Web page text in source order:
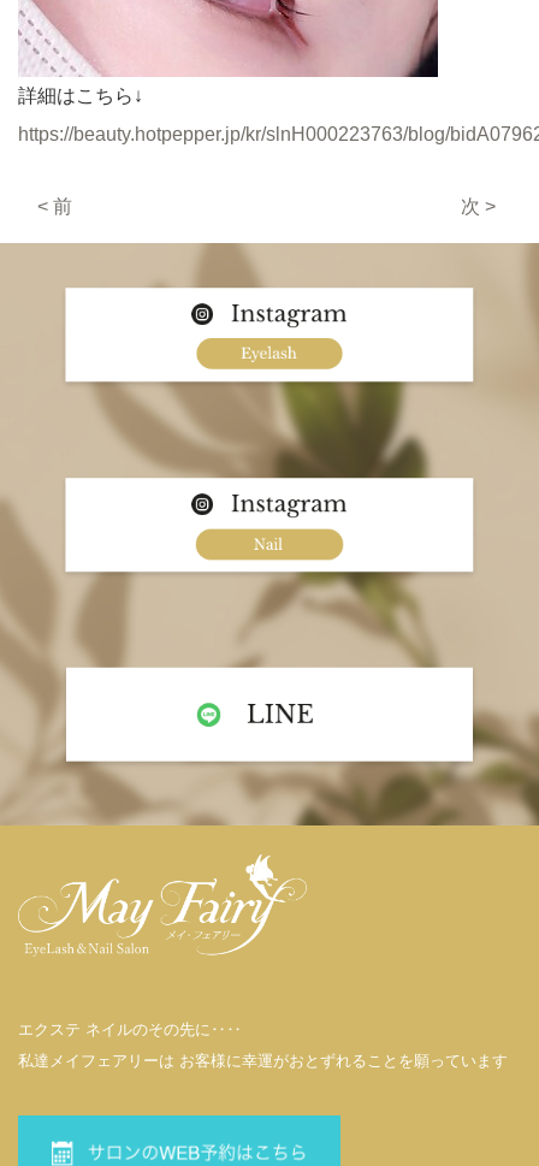
詳細はこちら↓
https://beauty.hotpepper.jp/kr/slnH000223763/blog/
< 前 次 >
エクステ ネイルのその先に‥‥
私達メイフェアリーは お客様に幸運がおとずれることを願っています